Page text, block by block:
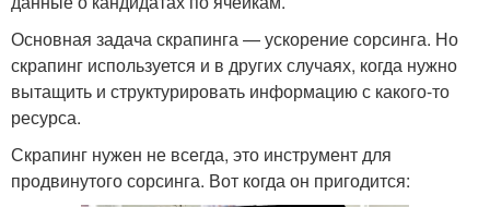
Основная задача скрапинга — ускорение сорсинга. Но
скрапинг используется и в других случаях, когда нужно
вытащить и структурировать информацию с какого-то
ресурса.
Скрапинг нужен не всегда, это инструмент для
продвинутого сорсинга. Вот когда он пригодится: